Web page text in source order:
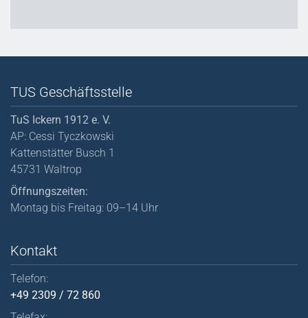
TUS Geschäftsstelle
TuS Ickern 1912 e. V.
AP: Cessi Tyczkowski
Kattenstätter Busch 1
45731 Waltrop
Öffnungszeiten:
Montag bis Freitag: 09–14 Uhr
Kontakt
Telefon:
+49 2309 / 72 860